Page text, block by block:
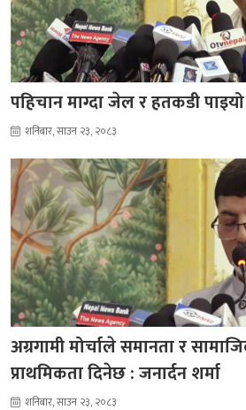
पहिचान माग्दा जेल र हतकडी
शनिबार, साउन २३, २०८३
अग्रगामी मोर्चाले समानता र
प्राथमिकता दिनेछ : जनार्दन शर्मा
शनिबार, साउन २३, २०८३